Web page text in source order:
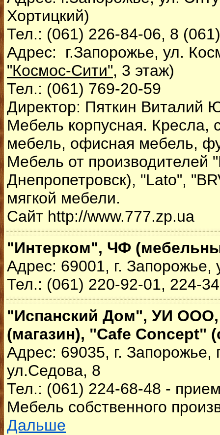
Хортицкий)
Тел.: (061) 226-84-06, 8
Адрес: г.Запорожье, ул.
"Космос-Сити", 3 этаж)
Тел.: (061) 769-20-59
Директор: Пяткин Виталий
Мебель корпусная. Кресла,
мебель, офисная мебель,
Мебель от производителей
Днепропетровск), "Lato",
мягкой мебели.
Сайт http://www.777.zp.ua
"Интерком", ЧФ
Адрес: 69001, г. Запорожье,
Тел.: (061) 220-92-01, 224-
"Испанский Дом", УИ
(магазин), "Cafe Concept"
Адрес: 69035, г. Запорожье,
ул.Седова, 8
Тел.: (061) 224-68-48 -
Мебель собственного
Дальше